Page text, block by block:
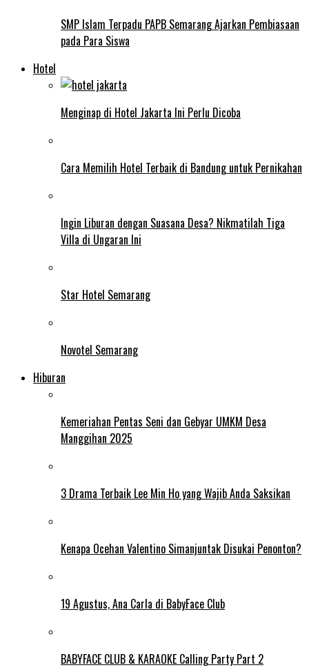
SMP Islam Terpadu PAPB Semarang Ajarkan Pembiasaan
pada Para Siswa
Hotel
Menginap di Hotel Jakarta Ini Perlu Dicoba
Cara Memilih Hotel Terbaik di Bandung untuk Pernikahan
Ingin Liburan dengan Suasana Desa? Nikmatilah Tiga
Villa di Ungaran Ini
Star Hotel Semarang
Novotel Semarang
Hiburan
Kemeriahan Pentas Seni dan Gebyar UMKM Desa
Manggihan 2025
3 Drama Terbaik Lee Min Ho yang Wajib Anda Saksikan
Kenapa Ocehan Valentino Simanjuntak Disukai Penonton?
19 Agustus, Ana Carla di BabyFace Club
BABYFACE CLUB & KARAOKE Calling Party Part 2